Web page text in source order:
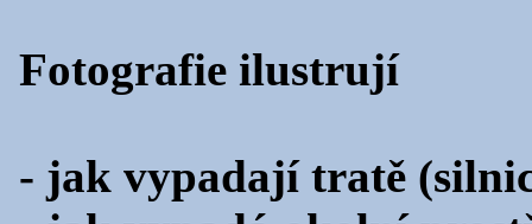
Fotografie ilustrují
- jak vypadají tratě